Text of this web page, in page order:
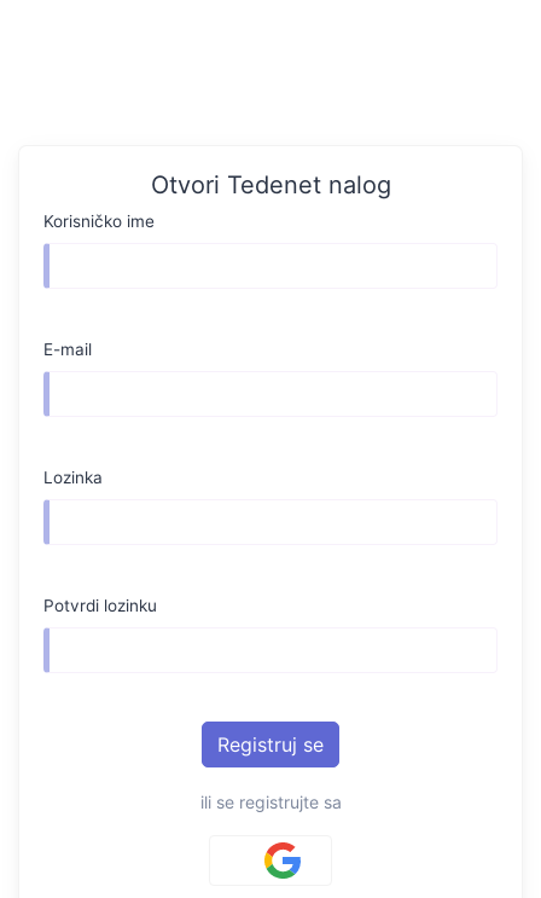
Otvori Tedenet nalog
Korisničko ime
E-mail
Lozinka
Potvrdi lozinku
ili se registrujte sa